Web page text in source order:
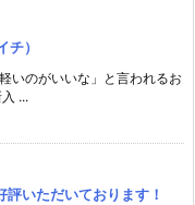
）
いのがいいな」と言われるお
...
いただいております！